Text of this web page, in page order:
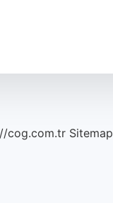
cog.com.tr Sitemap